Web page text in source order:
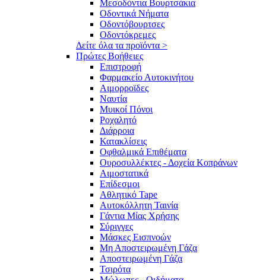
Μεσοδόντια Βουρτσάκια
Οδοντικά Νήματα
Οδοντόβουρτσες
Οδοντόκρεμες
Δείτε όλα τα προϊόντα >
Πρώτες Βοήθειες
Επιστροφή
Φαρμακείο Αυτοκινήτου
Αιμορροϊδες
Ναυτία
Μυικοί Πόνοι
Ροχαλητό
Διάρροια
Κατακλίσεις
Οφθαλμικά Επιθέματα
Ουροσυλλέκτες - Δοχεία Κοπράνων
Αιμοστατικά
Επίδεσμοι
Αθλητικό Tape
Αυτοκόλλητη Ταινία
Γάντια Μίας Χρήσης
Σύριγγες
Μάσκες Εισπνοών
Μη Αποστειρωμένη Γάζα
Αποστειρωμένη Γάζα
Τσιρότα